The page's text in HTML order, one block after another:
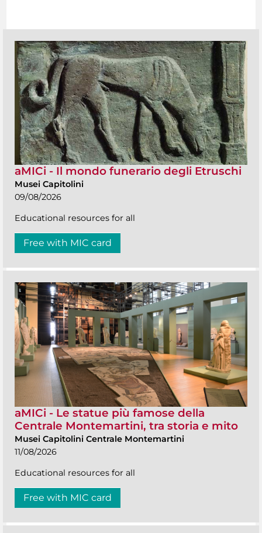
aMICi - Il mondo funerario degli Etruschi
Musei Capitolini
09/08/2026
Educational resources for all
Free with MIC card
aMICi - Le statue più famose della
Centrale Montemartini, tra storia e mito
Musei Capitolini Centrale Montemartini
11/08/2026
Educational resources for all
Free with MIC card